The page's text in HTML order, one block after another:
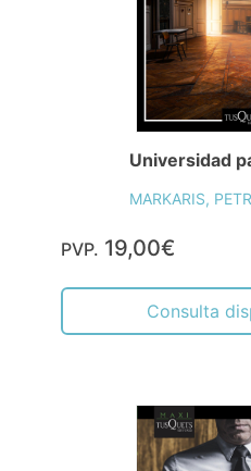
Universidad
MARKARIS,
PVP. 19,00€
Consulta